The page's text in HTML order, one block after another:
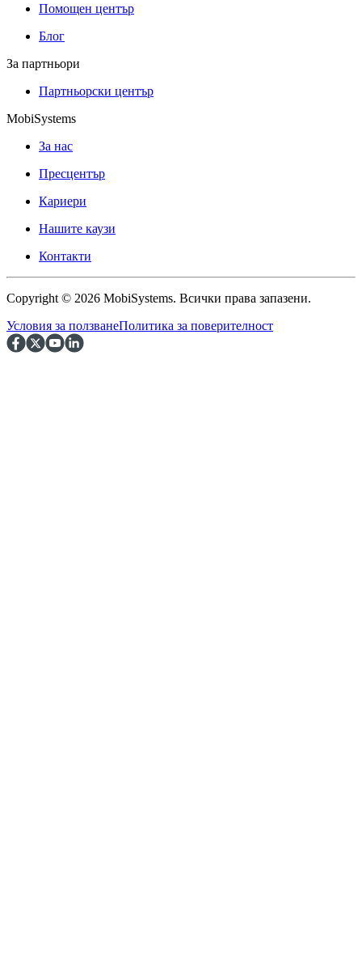
Помощен център
Блог
За партньори
Партньорски център
MobiSystems
За нас
Пресцентър
Кариери
Нашите каузи
Контакти
Copyright © 2026 MobiSystems. Всички права запазени.
Условия за ползванеПолитика за поверителност